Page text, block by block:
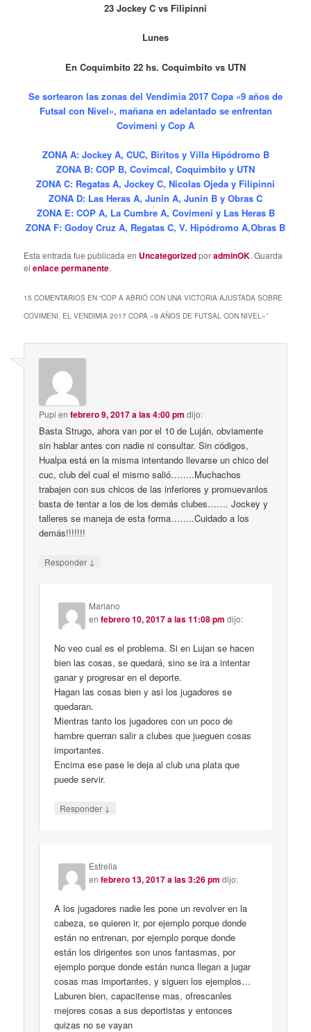
23 Jockey C vs Filipinni
Lunes
En Coquimbito 22 hs. Coquimbito vs UTN
Se sortearon las zonas del Vendimia 2017 Copa «9 años de
Futsal con Nivel», mañana en adelantado se enfrentan
Covimeni y Cop A
ZONA A: Jockey A, CUC, Biritos y Villa Hipódromo B
ZONA B: COP B, Covimcal, Coquimbito y UTN
ZONA C: Regatas A, Jockey C, Nicolas Ojeda y Filipinni
ZONA D: Las Heras A, Junin A, Junin B y Obras C
ZONA E: COP A, La Cumbre A, Covimeni y Las Heras B
ZONA F: Godoy Cruz A, Regatas C, V. Hipódromo A,Obras B
Esta entrada fue publicada en UncategorizedporadminOK. Guarda
elenlace permanente.
15 COMENTARIOS EN “COP A ABRIÓ CON UNA VICTORIA AJUSTADA SOBRE
COVIMENI, EL VENDIMIA 2017 COPA «9 AÑOS DE FUTSAL CON NIVEL»”
Pupi enfebrero 9, 2017 a las 4:00 pm dijo:
Basta Strugo, ahora van por el 10 de Luján, obviamente
sin hablar antes con nadie ni consultar. Sin códigos,
Hualpa está en la misma intentando llevarse un chico del
cuc, club del cual el mismo salió……..Muchachos
trabajen con sus chicos de las inferiores y promuevanlos
basta de tentar a los de los demás clubes……. Jockey y
talleres se maneja de esta forma……..Cuidado a los
demás!!!!!!!
Responder ↓
Mariano
enfebrero 10, 2017 a las 11:08 pm dijo:
No veo cual es el problema. Si en Lujan se hacen
bien las cosas, se quedará, sino se ira a intentar
ganar y progresar en el deporte.
Hagan las cosas bien y asi los jugadores se
quedaran.
Mientras tanto los jugadores con un poco de
hambre querran salir a clubes que jueguen cosas
importantes.
Encima ese pase le deja al club una plata que
puede servir.
Responder ↓
Estrella
enfebrero 13, 2017 a las 3:26 pm dijo:
A los jugadores nadie les pone un revolver en la
cabeza, se quieren ir, por ejemplo porque donde
están no entrenan, por ejemplo porque donde
están los dirigentes son unos fantasmas, por
ejemplo porque donde están nunca llegan a jugar
cosas mas importantes, y siguen los ejemplos…
Laburen bien, capacitense mas, ofrescanles
mejores cosas a sus deportistas y entonces
quizas no se vayan